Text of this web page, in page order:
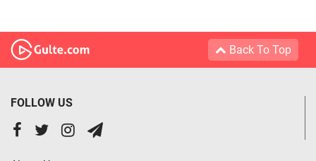
Back To Top
FOLLOW US